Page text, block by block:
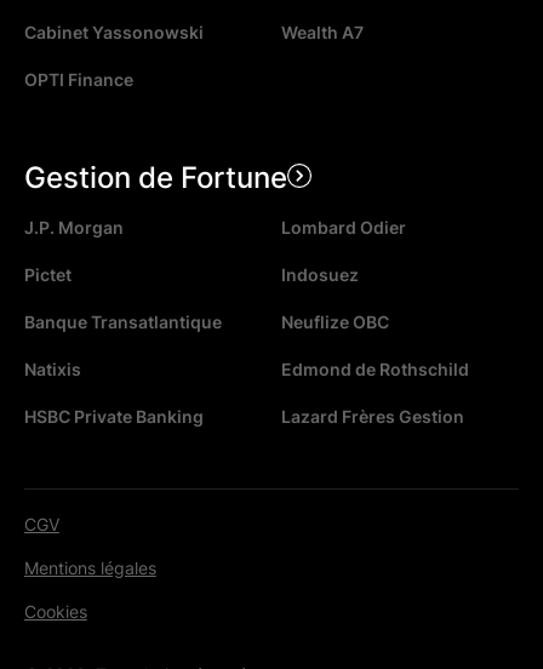
Cabinet Yassonowski Wealth A7
OPTI Finance
Gestion de Fortune
J.P. Morgan Lombard Odier
Pictet Indosuez
Banque Transatlantique Neuflize OBC
Natixis Edmond de Rothschild
HSBC Private Banking Lazard Frères Gestion
CGV
Mentions légales
Cookies